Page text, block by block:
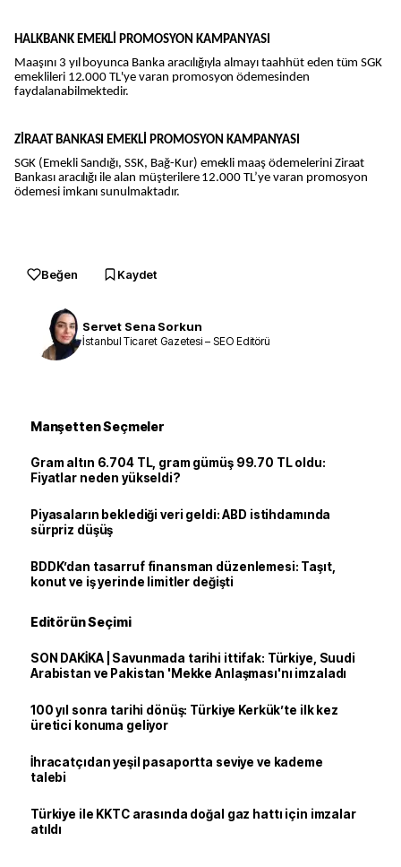
HALKBANK EMEKLİ PROMOSYON KAMPANYASI
Maaşını 3 yıl boyunca Banka aracılığıyla almayı taahhüt eden tüm SGK
emeklileri 12.000 TL'ye varan promosyon ödemesinden
faydalanabilmektedir.
ZİRAAT BANKASI EMEKLİ PROMOSYON KAMPANYASI
SGK (Emekli Sandığı, SSK, Bağ-Kur) emekli maaş ödemelerini Ziraat
Bankası aracılığı ile alan müşterilere 12.000 TL’ye varan promosyon
ödemesi imkanı sunulmaktadır.
Beğen Kaydet
Servet Sena Sorkun
İstanbul Ticaret Gazetesi – SEO Editörü
Manşetten Seçmeler
Gram altın 6.704 TL, gram gümüş 99.70 TL oldu:
Fiyatlar neden yükseldi?
Piyasaların beklediği veri geldi: ABD istihdamında
sürpriz düşüş
BDDK’dan tasarruf finansman düzenlemesi: Taşıt,
konut ve iş yerinde limitler değişti
Editörün Seçimi
SON DAKİKA | Savunmada tarihi ittifak: Türkiye, Suudi
Arabistan ve Pakistan 'Mekke Anlaşması'nı imzaladı
100 yıl sonra tarihi dönüş: Türkiye Kerkük’te ilk kez
üretici konuma geliyor
İhracatçıdan yeşil pasaportta seviye ve kademe
talebi
Türkiye ile KKTC arasında doğal gaz hattı için imzalar
atıldı